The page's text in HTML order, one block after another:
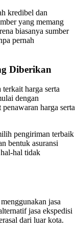
kredibel dan
yang memang
biasanya sumber
pernah
Diberikan
harga serta
dengan
harga serta
pengiriman terbaik
bentuk asuransi
hal tidak
jasa
jasa ekspedisi
dari luar kota.